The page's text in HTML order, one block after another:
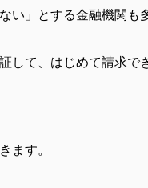
い」とする金融機関も
して、はじめて請求で
ます。